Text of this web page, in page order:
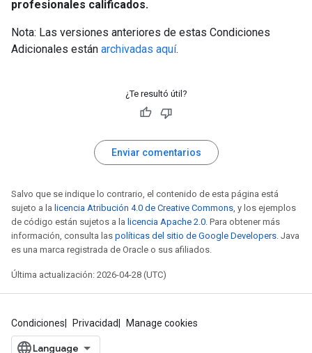
profesionales calificados.
Nota: Las versiones anteriores de estas Condiciones
Adicionales están archivadas aquí.
¿Te resultó útil?
Enviar comentarios
Salvo que se indique lo contrario, el contenido de esta página está
sujeto a la licencia Atribución 4.0 de Creative Commons, y los ejemplos
de código están sujetos a la licencia Apache 2.0. Para obtener más
información, consulta las políticas del sitio de Google Developers. Java
es una marca registrada de Oracle o sus afiliados.
Última actualización: 2026-04-28 (UTC)
Condiciones Privacidad Manage cookies